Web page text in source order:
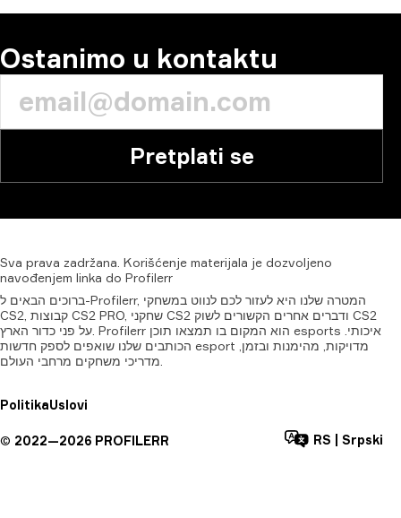
Ostanimo u kontaktu
Pretplati se
Sva prava zadržana. Korišćenje materijala je dozvoljeno
navođenjem linka do Profilerr
ברוכים הבאים ל-Profilerr, המטרה שלנו היא לעזור לכם לנווט במשחקי
CS2, קבוצות CS2 PRO, שחקני CS2 ודברים אחרים הקשורים לשוק CS2
על פני כדור הארץ. Profilerr הוא המקום בו תמצאו תוכן esports איכותי.
הכותבים שלנו שואפים לספק חדשות esport מדויקות, מהימנות ובזמן,
PolitikaUslovi
© 2022—2026 PROFILERR RS Srpski